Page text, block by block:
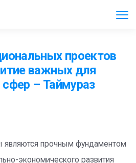
проектов
важных для
– Таймураз
являются прочным фундаментом
экономического развития